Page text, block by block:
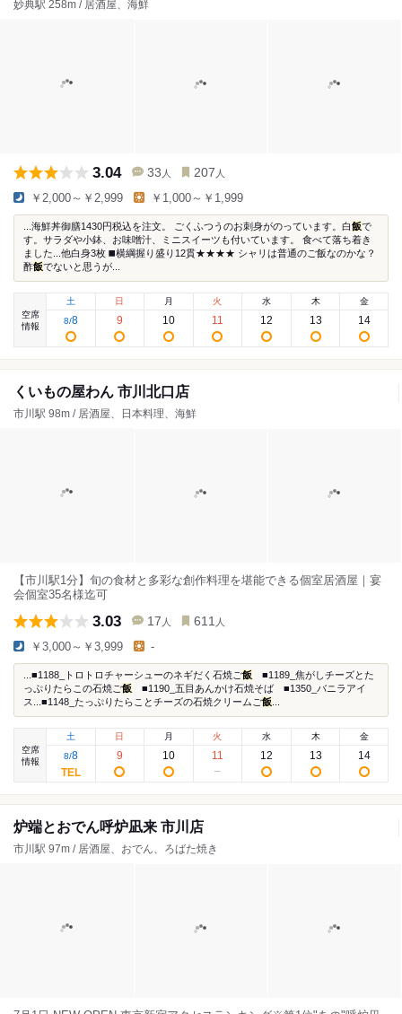
妙典駅 258m / 居酒屋、海鮮
3.04 33 人 207 人
￥2,000～￥2,999 ￥1,000～￥1,999
...海鮮丼御膳1430円税込を注文。 ごくふつうのお刺身がのっています。白飯で
す。サラダや小鉢、お味噌汁、ミニスイーツも付いています。 食べて落ち着き
ました...他白身3枚 ◼️横綱握り盛り12貫★★★★ シャリは普通のご飯なのかな？
酢飯でないと思うが...
空席
情報
土
8/8
日
9
月
10
火
11
水
12
木
13
金
14
くいもの屋わん 市川北口店
市川駅 98m / 居酒屋、日本料理、海鮮
【市川駅1分】旬の食材と多彩な創作料理を堪能できる個室居酒屋｜宴
会個室35名様迄可
3.03 17 人 611 人
￥3,000～￥3,999 -
...■1188_トロトロチャーシューのネギだく石焼ご飯 ■1189_焦がしチーズとた
っぷりたらこの石焼ご飯 ■1190_五目あんかけ石焼そば ■1350_バニラアイ
ス...■1148_たっぷりたらことチーズの石焼クリームご飯
空席
情報
土
8/8
日
9
月
10
火
11
水
12
木
13
金
14
炉端とおでん呼炉凪来 市川店
市川駅 97m / 居酒屋、おでん、ろばた焼き